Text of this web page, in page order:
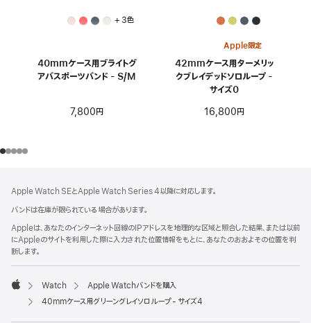
+ 3色
40mmケース用ブライトグ
アバスポーツバンド - S/M
7,800円
Apple限定
42mmケース用ターメリッ
クブレイデッドソロループ -
サイズ0
16,800円
ッ
タ
ー
注
Apple Watch SEとApple Watch Series 4以降に対応します。
バンドは在庫が限られている場合があります。
Appleは、あなたのインターネット回線のIPアドレスを地理的な区域と照合した結果、または以前
にAppleのサイトを利用した際に入力された位置情報をもとに、あなたのおおよその位置を判
断します。
Apple
Watch
Apple Watchバンドを購入
40mmケース用グリーングレイソロループ - サイズ4